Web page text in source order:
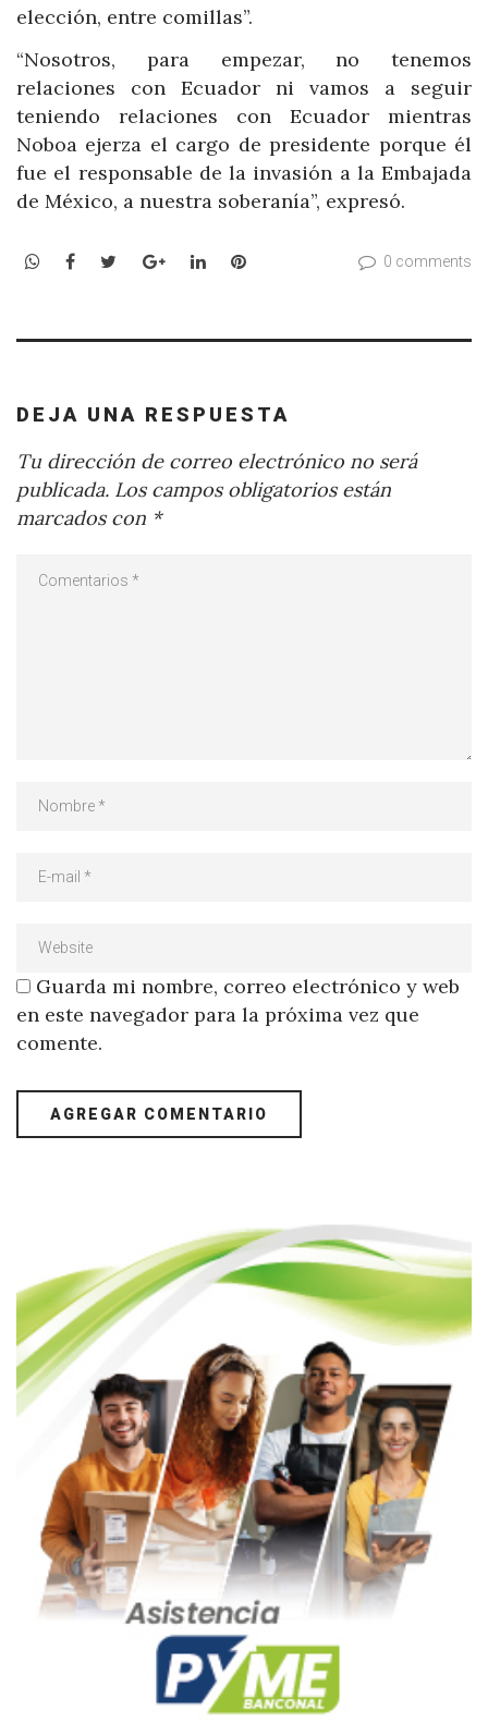
elección, entre comillas”.
“Nosotros, para empezar, no tenemos
relaciones con Ecuador ni vamos a seguir
teniendo relaciones con Ecuador mientras
Noboa ejerza el cargo de presidente porque él
fue el responsable de la invasión a la Embajada
de México, a nuestra soberanía”, expresó.
WhatsApp
Facebook
TwitterGoogle+LinkedInPinterest 0 comments
DEJA UNA RESPUESTA
Tu dirección de correo electrónico no será
publicada. Los campos obligatorios están
marcados con *
Guarda mi nombre, correo electrónico y web
en este navegador para la próxima vez que
comente.